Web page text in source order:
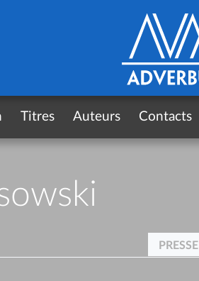
PRESSE
Titres Auteurs Contacts